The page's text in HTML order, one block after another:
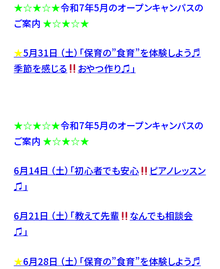
★☆★☆★令和7年5月のオープンキャンパスの
ご案内 ★☆★☆★
★5月31日 （土）「保育の”食育”を体験しよう♬
季節を感じる
おやつ作り♫」
★☆★☆★令和7年5月のオープンキャンパスの
ご案内 ★☆★☆★
6月14日 （土）「初心者でも安心
ピアノレッスン
♫」
6月21日 （土）「教えて先輩
なんでも相談会
♫」
★6月28日 （土）「保育の”食育”を体験しよう♬